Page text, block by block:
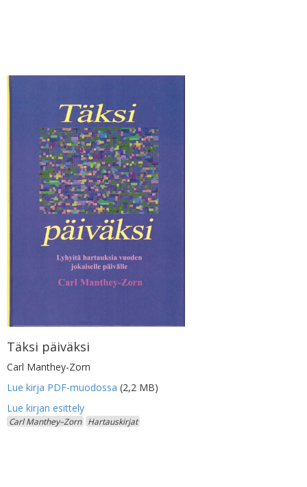
Täksi päiväksi
Carl Manthey-Zorn
Lue kirja PDF-muodossa (2,2 MB)
Carl Manthey–Zorn Hartauskirjat